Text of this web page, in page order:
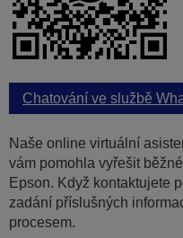
Chatování ve službě
Naše online virtuální
vám pomohla vyřešit
Epson. Když kontaktujete
zadání příslušných
procesem.